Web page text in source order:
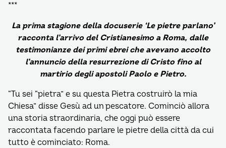
***
La prima stagione della docuserie ‘Le pietre parlano’
racconta l’arrivo del Cristianesimo a Roma, dalle
testimonianze dei primi ebrei che avevano accolto
l’annuncio della resurrezione di Cristo fino al
martirio degli apostoli Paolo e Pietro.
“Tu sei “pietra” e su questa Pietra costruirò la mia
Chiesa” disse Gesù ad un pescatore. Cominciò allora
una storia straordinaria, che oggi può essere
raccontata facendo parlare le pietre della città da cui
tutto è cominciato: Roma.